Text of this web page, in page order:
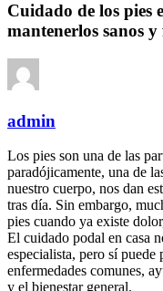
Cuidado de los pies
mantenerlos sanos y
admin
Los pies son una de las
paradójicamente, una de
nuestro cuerpo, nos dan
tras día. Sin embargo,
pies cuando ya existe
El cuidado podal en casa
especialista, pero sí
enfermedades comunes,
y el bienestar general.